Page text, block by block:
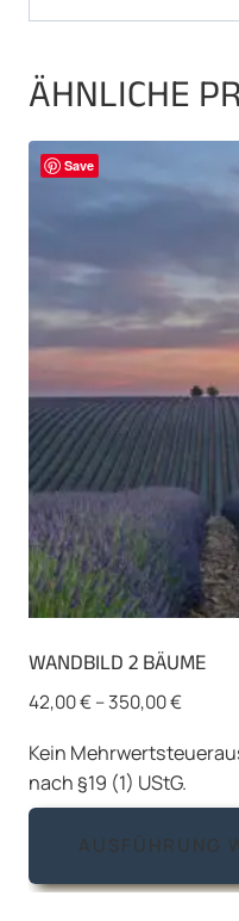
ÄHNLICHE
Save
WANDBILD 2 BÄUME
42,00€–350,00€
Kein
nach §19 (1) UStG.
AUSFÜHRUNG